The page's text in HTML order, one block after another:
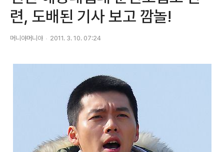
련, 도배된 기사 보고 깜놀!
머니야머니야 2011. 3. 10. 07:24